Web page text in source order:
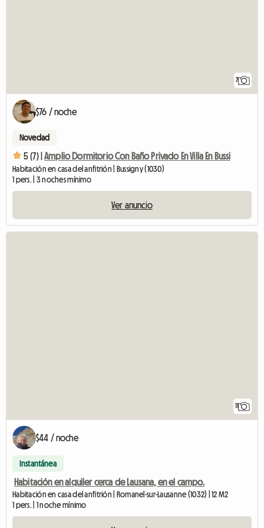
7
$76 / noche
Novedad
5 (7) | Amplio Dormitorio Con Baño Privado En Villa En Bussi
Habitación en casa del anfitrión | Bussigny (1030)
1 pers. | 3 noches mínimo
Ver anuncio
11
$44 / noche
Instantánea
Habitación en alquiler cerca de Lausana, en el campo.
Habitación en casa del anfitrión | Romanel-sur-Lausanne (1032) | 12 M2
1 pers. | 1 noche mínimo